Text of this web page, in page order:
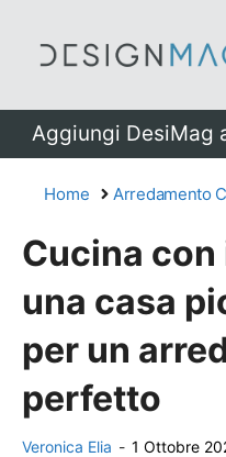
Aggiungi DesiMag
Home Arredamento
Cucina con
una casa
per un
perfetto
Veronica Elia - 1 Ottobre